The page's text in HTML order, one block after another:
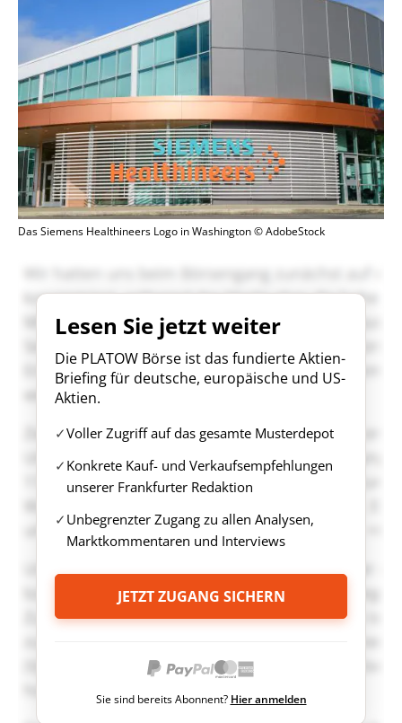
Das Siemens Healthineers Logo in Washington © AdobeStock
Lesen Sie jetzt weiter
Die PLATOW Börse ist das fundierte Aktien-
Briefing für deutsche, europäische und US-
Aktien.
Voller Zugriff auf das gesamte Musterdepot
Konkrete Kauf- und Verkaufsempfehlungen
unserer Frankfurter Redaktion
Unbegrenzter Zugang zu allen Analysen,
Marktkommentaren und Interviews
JETZT ZUGANG SICHERN
Sie sind bereits Abonnent? Hier anmelden